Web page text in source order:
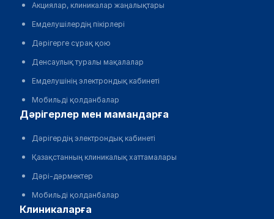
Акциялар, клиникалар жаңалықтары
Емделушілердің пікірлері
Дәрігерге сұрақ қою
Денсаулық туралы мақалалар
Емделушінің электрондық кабинеті
Мобильді қолданбалар
дәрігерлер мен мамандарға
Дәрігердің электрондық кабинеті
Қазақстанның клиникалық хаттамалары
Дәрі-дәрмектер
Мобильді қолданбалар
клиникаларға